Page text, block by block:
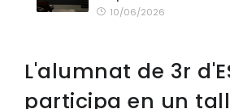
10/06/2026
L'alumnat de 3r
participa en un